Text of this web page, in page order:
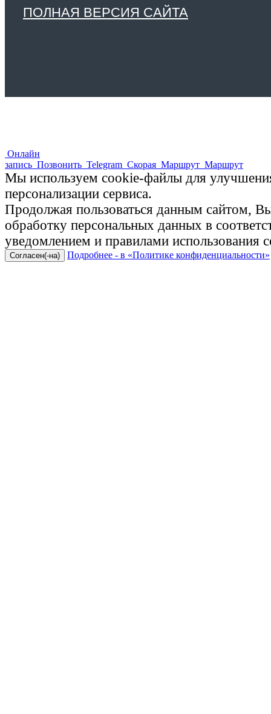
ПОЛНАЯ ВЕРСИЯ САЙТА
Онлайн
запись Позвонить Telegram Скорая Маршрут Маршрут
Мы используем cookie-файлы для
персонализации сервиса.
Продолжая пользоваться данным сайтом, Вы
обработку персональных данных в
уведомлением и правилами использования
Согласен(-на) Подробнее - в «Политике конфиденциальности»